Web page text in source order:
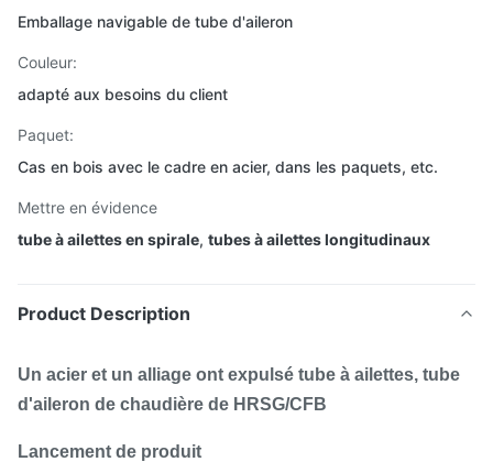
Emballage navigable de tube d'aileron
Couleur:
adapté aux besoins du client
Paquet:
Cas en bois avec le cadre en acier, dans les paquets, etc.
Mettre en évidence
tube à ailettes en spirale, tubes à ailettes longitudinaux
Product Description
Un acier et un alliage ont expulsé tube à ailettes, tube
d'aileron de chaudière de HRSG/CFB
Lancement de produit